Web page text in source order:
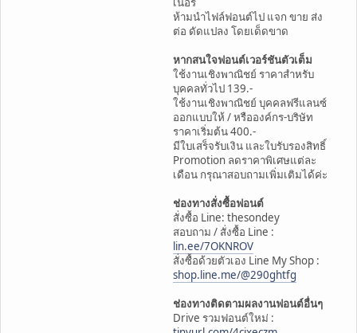
ห้ามนำไฟล์ฟอนต์ไป แจก ขาย ส่ง
ต่อ ดัดแปลง โดยเด็ดขาด
หากสนใจฟอนต์เวอร์ชันตัวเต็ม
ใช้งานเชิงพาณิชย์ ราคาสำหรับ
บุคคลทั่วไป 139.-
ใช้งานเชิงพาณิชย์ บุคคลฟรีแลนซ์
ออกแบบให้ / หรือองค์กร-บริษัท
ราคาเริ่มต้น 400.-
มีใบเสร็จรับเงิน และใบรับรองสิทธิ์
Promotion ลดราคาพิเศษแต่ละ
เดือน กรุณาสอบถามเพิ่มเติมได้ค่ะ
ช่องทางสั่งซื้อฟอนต์
สั่งซื้อ Line: thesondey
สอบถาม / สั่งซื้อ Line :
lin.ee/7OKNROV
สั่งซื้อด้วยตัวเอง Line My Shop :
shop.line.me/@290ghtfg
ช่องทางติดตามผลงานฟอนต์อื่นๆ
Drive รวมฟอนต์ใหม่ :